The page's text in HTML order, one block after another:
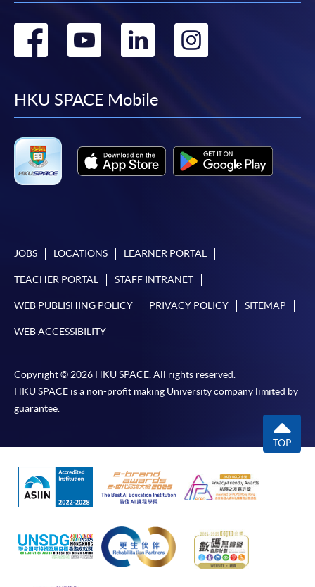
Go
facebook
Go
youtube
Go
linkedin
HKU SPACE Mobile
JOBS LOCATIONS LEARNER PORTAL
TEACHER PORTAL STAFF INTRANET
WEB PUBLISHING POLICY PRIVACY POLICY SITEMAP
WEB ACCESSIBILITY
Copyright © 2026 HKU SPACE. All rights reserved.
HKU SPACE is a non-profit making University company limited by
guarantee.
TOP